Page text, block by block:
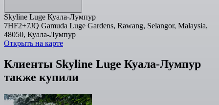
Skyline Luge Куала-Лумпур
7HF2+7JQ Gamuda Luge Gardens, Rawang, Selangor, Malaysia,
48050, Куала-Лумпур
Открыть на карте
Клиенты Skyline Luge Куала-Лумпур
также купили